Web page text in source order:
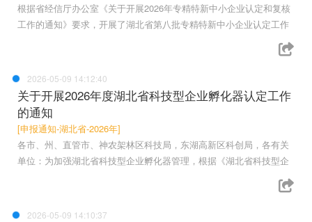
根据省经信厅办公室《关于开展2026年专精特新中小企业认定和复核
工作的通知》要求，开展了湖北省第八批专精特新中小企业认定工作
2026-05-09 14:12:40
关于开展2026年度湖北省科技型企业孵化器认定工作
的通知
[申报通知-湖北省-2026年]
各市、州、直管市、神农架林区科技局，东湖高新区科创局，各有关
单位：为加强湖北省科技型企业孵化器管理，根据《湖北省科技型企
2026-05-09 14:10:37